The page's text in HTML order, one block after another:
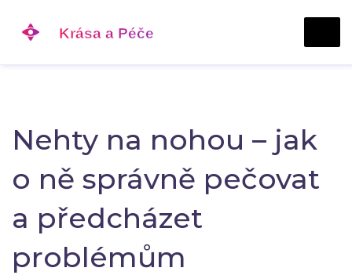
Nehty na nohou – jak
o ně správně pečovat
a předcházet
problémům